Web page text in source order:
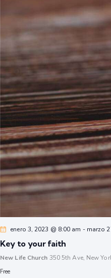
enero 3, 2023 @ 8:00 am - marzo
Key to your faith
New Life Church 350 5th Ave, New
Free